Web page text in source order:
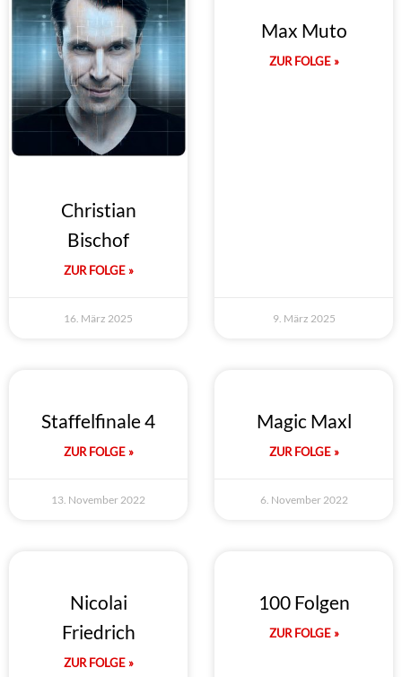
Christian
Bischof
ZUR FOLGE »
16. März 2025
Max Muto
ZUR FOLGE »
9. März 2025
Staffelfinale 4
ZUR FOLGE »
13. November 2022
Magic Maxl
ZUR FOLGE »
6. November 2022
Nicolai
Friedrich
ZUR FOLGE »
100 Folgen
ZUR FOLGE »